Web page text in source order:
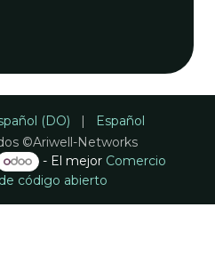
©Ariwell-Networks
(DO) | Español
- El mejor Comercio
código abierto